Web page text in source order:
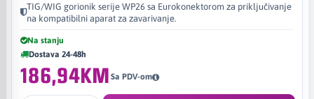
TIG/WIG gorionik serije WP26 sa Eurokonektorom za priključivanje
na kompatibilni aparat za zavarivanje.
Na stanju
Dostava 24-48h
186,94KM Sa PDV-om